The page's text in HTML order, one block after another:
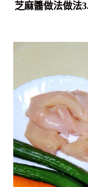
芝麻醬做法做法